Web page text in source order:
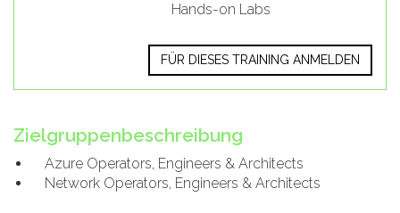
Hands-on Labs
FÜR DIESES TRAINING ANMELDEN
Zielgruppenbeschreibung
Azure Operators, Engineers & Architects
Network Operators, Engineers & Architects